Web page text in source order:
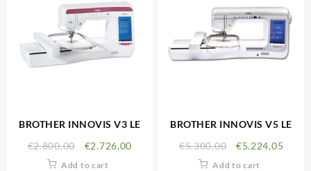
BROTHER INNOVIS V3 LE
€2.800,00 €2.726,00
Add to cart
BROTHER INNOVIS V5 LE
€5.300,00 €5.224,05
Add to cart